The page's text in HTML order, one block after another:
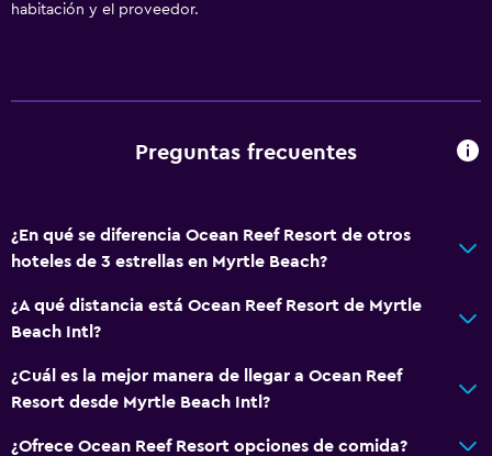
habitación y el proveedor.
Preguntas frecuentes
¿En qué se diferencia Ocean Reef Resort de otros
hoteles de 3 estrellas en Myrtle Beach?
¿A qué distancia está Ocean Reef Resort de Myrtle
Beach Intl?
¿Cuál es la mejor manera de llegar a Ocean Reef
Resort desde Myrtle Beach Intl?
¿Ofrece Ocean Reef Resort opciones de comida?